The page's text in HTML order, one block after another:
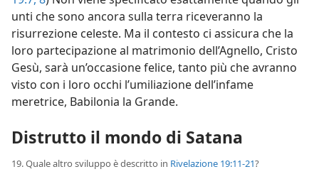
unti che sono ancora sulla terra riceveranno la
risurrezione celeste. Ma il contesto ci assicura che la
loro partecipazione al matrimonio dell’Agnello, Cristo
Gesù, sarà un’occasione felice, tanto più che avranno
visto con i loro occhi l’umiliazione dell’infame
meretrice, Babilonia la Grande.
Distrutto il mondo di Satana
19. Quale altro sviluppo è descritto in Rivelazione 19:11-21?